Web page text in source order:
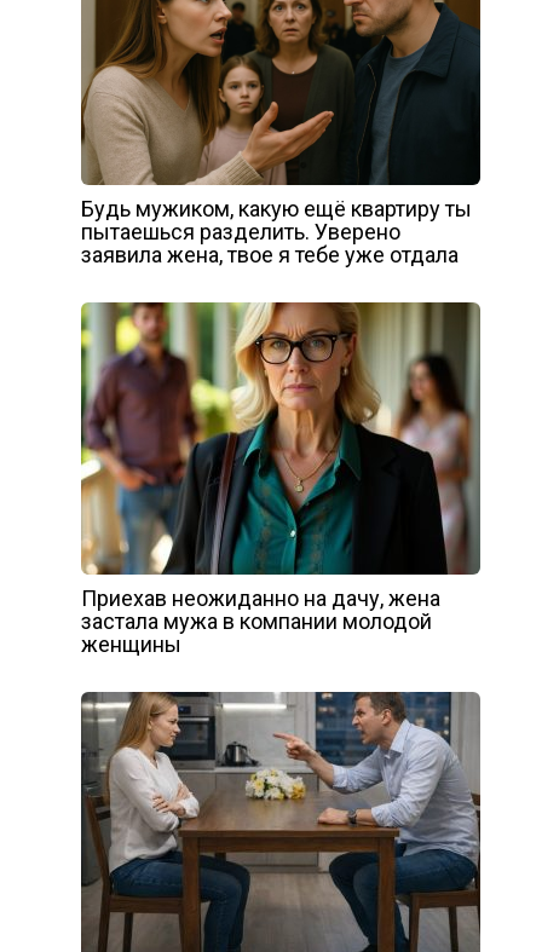
Будь мужиком, какую ещё квартиру ты
пытаешься разделить. Уверено
заявила жена, твое я тебе уже отдала
Приехав неожиданно на дачу, жена
застала мужа в компании молодой
женщины